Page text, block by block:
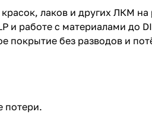
лаков и других ЛКМ
и работе с материалами до
без разводов и
потери.